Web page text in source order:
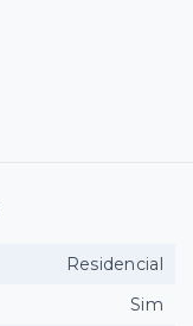
Residencial
Sim